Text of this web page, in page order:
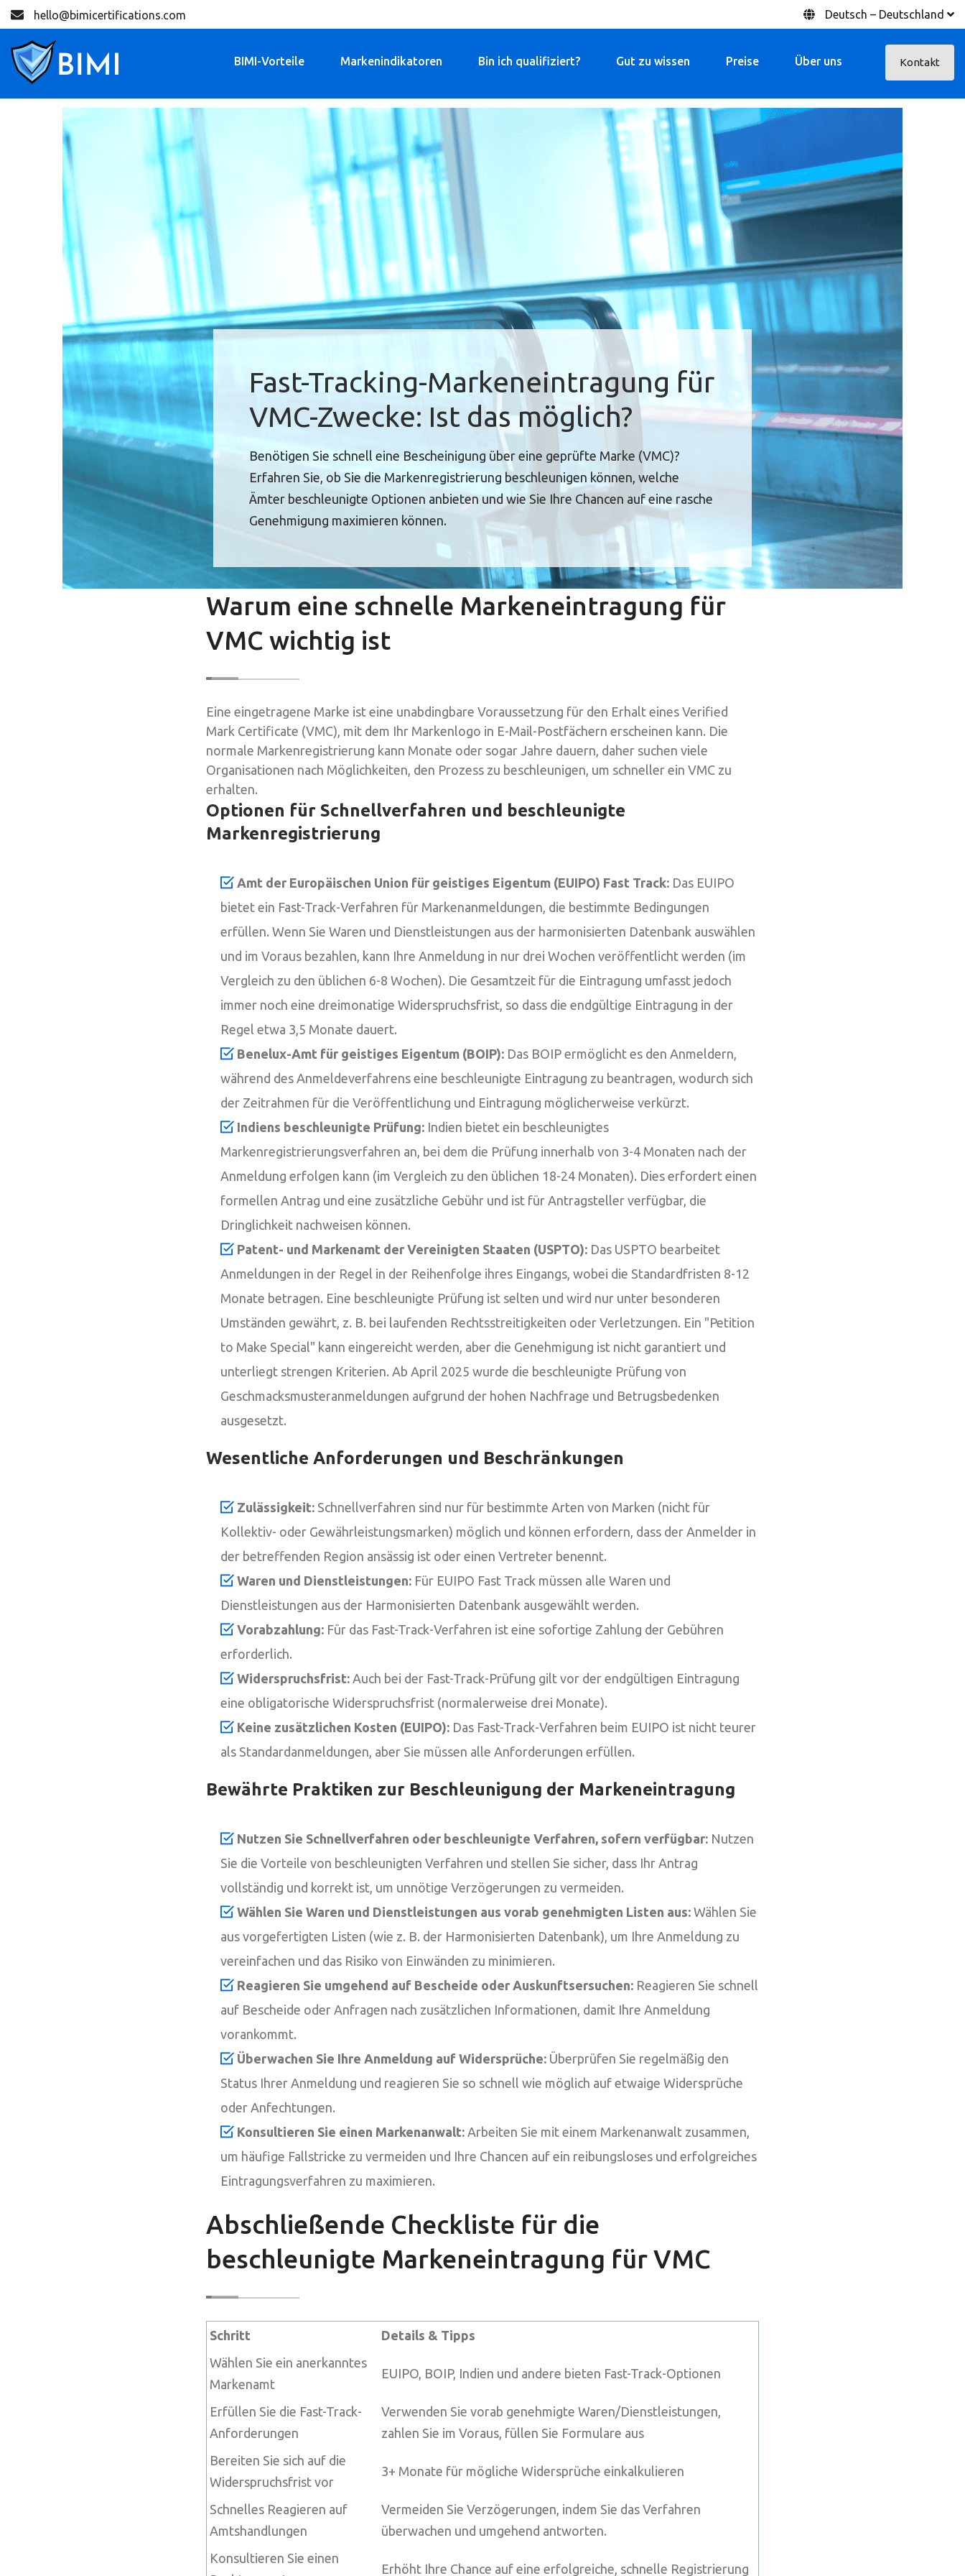
hello@bimicertifications.com Deutsch – Deutschland
BIMI-Vorteile Markenindikatoren Bin ich qualifiziert? Gut zu wissen Preise Über uns Kontakt
Fast-Tracking-Markeneintragung für
VMC-Zwecke: Ist das möglich?
Benötigen Sie schnell eine Bescheinigung über eine geprüfte Marke (VMC)?
Erfahren Sie, ob Sie die Markenregistrierung beschleunigen können, welche
Ämter beschleunigte Optionen anbieten und wie Sie Ihre Chancen auf eine rasche
Genehmigung maximieren können.
Warum eine schnelle Markeneintragung für
VMC wichtig ist
Eine eingetragene Marke ist eine unabdingbare Voraussetzung für den Erhalt eines Verified
Mark Certificate (VMC), mit dem Ihr Markenlogo in E-Mail-Postfächern erscheinen kann. Die
normale Markenregistrierung kann Monate oder sogar Jahre dauern, daher suchen viele
Organisationen nach Möglichkeiten, den Prozess zu beschleunigen, um schneller ein VMC zu
erhalten.
Optionen für Schnellverfahren und beschleunigte
Markenregistrierung
Amt der Europäischen Union für geistiges Eigentum (EUIPO) Fast Track: Das EUIPO
bietet ein Fast-Track-Verfahren für Markenanmeldungen, die bestimmte Bedingungen
erfüllen. Wenn Sie Waren und Dienstleistungen aus der harmonisierten Datenbank auswählen
und im Voraus bezahlen, kann Ihre Anmeldung in nur drei Wochen veröffentlicht werden (im
Vergleich zu den üblichen 6-8 Wochen). Die Gesamtzeit für die Eintragung umfasst jedoch
immer noch eine dreimonatige Widerspruchsfrist, so dass die endgültige Eintragung in der
Regel etwa 3,5 Monate dauert.
Benelux-Amt für geistiges Eigentum (BOIP): Das BOIP ermöglicht es den Anmeldern,
während des Anmeldeverfahrens eine beschleunigte Eintragung zu beantragen, wodurch sich
der Zeitrahmen für die Veröffentlichung und Eintragung möglicherweise verkürzt.
Indiens beschleunigte Prüfung: Indien bietet ein beschleunigtes
Markenregistrierungsverfahren an, bei dem die Prüfung innerhalb von 3-4 Monaten nach der
Anmeldung erfolgen kann (im Vergleich zu den üblichen 18-24 Monaten). Dies erfordert einen
formellen Antrag und eine zusätzliche Gebühr und ist für Antragsteller verfügbar, die
Dringlichkeit nachweisen können.
Patent- und Markenamt der Vereinigten Staaten (USPTO): Das USPTO bearbeitet
Anmeldungen in der Regel in der Reihenfolge ihres Eingangs, wobei die Standardfristen 8-12
Monate betragen. Eine beschleunigte Prüfung ist selten und wird nur unter besonderen
Umständen gewährt, z. B. bei laufenden Rechtsstreitigkeiten oder Verletzungen. Ein "Petition
to Make Special" kann eingereicht werden, aber die Genehmigung ist nicht garantiert und
unterliegt strengen Kriterien. Ab April 2025 wurde die beschleunigte Prüfung von
Geschmacksmusteranmeldungen aufgrund der hohen Nachfrage und Betrugsbedenken
ausgesetzt.
Wesentliche Anforderungen und Beschränkungen
Zulässigkeit: Schnellverfahren sind nur für bestimmte Arten von Marken (nicht für
Kollektiv- oder Gewährleistungsmarken) möglich und können erfordern, dass der Anmelder in
der betreffenden Region ansässig ist oder einen Vertreter benennt.
Waren und Dienstleistungen: Für EUIPO Fast Track müssen alle Waren und
Dienstleistungen aus der Harmonisierten Datenbank ausgewählt werden.
Vorabzahlung: Für das Fast-Track-Verfahren ist eine sofortige Zahlung der Gebühren
erforderlich.
Widerspruchsfrist: Auch bei der Fast-Track-Prüfung gilt vor der endgültigen Eintragung
eine obligatorische Widerspruchsfrist (normalerweise drei Monate).
Keine zusätzlichen Kosten (EUIPO): Das Fast-Track-Verfahren beim EUIPO ist nicht teurer
als Standardanmeldungen, aber Sie müssen alle Anforderungen erfüllen.
Bewährte Praktiken zur Beschleunigung der Markeneintragung
Nutzen Sie Schnellverfahren oder beschleunigte Verfahren, sofern verfügbar: Nutzen
Sie die Vorteile von beschleunigten Verfahren und stellen Sie sicher, dass Ihr Antrag
vollständig und korrekt ist, um unnötige Verzögerungen zu vermeiden.
Wählen Sie Waren und Dienstleistungen aus vorab genehmigten Listen aus: Wählen Sie
aus vorgefertigten Listen (wie z. B. der Harmonisierten Datenbank), um Ihre Anmeldung zu
vereinfachen und das Risiko von Einwänden zu minimieren.
Reagieren Sie umgehend auf Bescheide oder Auskunftsersuchen: Reagieren Sie schnell
auf Bescheide oder Anfragen nach zusätzlichen Informationen, damit Ihre Anmeldung
vorankommt.
Überwachen Sie Ihre Anmeldung auf Widersprüche: Überprüfen Sie regelmäßig den
Status Ihrer Anmeldung und reagieren Sie so schnell wie möglich auf etwaige Widersprüche
oder Anfechtungen.
Konsultieren Sie einen Markenanwalt: Arbeiten Sie mit einem Markenanwalt zusammen,
um häufige Fallstricke zu vermeiden und Ihre Chancen auf ein reibungsloses und erfolgreiches
Eintragungsverfahren zu maximieren.
Abschließende Checkliste für die
beschleunigte Markeneintragung für VMC
Schritt
Details & Tipps
Wählen Sie ein anerkanntes
Markenamt
EUIPO, BOIP, Indien und andere bieten Fast-Track-Optionen
Erfüllen Sie die Fast-Track-
Anforderungen
Verwenden Sie vorab genehmigte Waren/Dienstleistungen,
zahlen Sie im Voraus, füllen Sie Formulare aus
Bereiten Sie sich auf die
Widerspruchsfrist vor
3+ Monate für mögliche Widersprüche einkalkulieren
Schnelles Reagieren auf
Amtshandlungen
Vermeiden Sie Verzögerungen, indem Sie das Verfahren
überwachen und umgehend antworten.
Konsultieren Sie einen
Erhöht Ihre Chance auf eine erfolgreiche, schnelle Registrierung